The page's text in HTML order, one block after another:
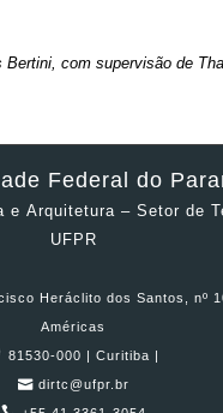
Bertini, com supervisão de
Federal do
e Arquitetura – Setor de
UFPR
Heráclito dos Santos, nº
Américas
81530-000 | Curitiba |
dirtc@ufpr.br